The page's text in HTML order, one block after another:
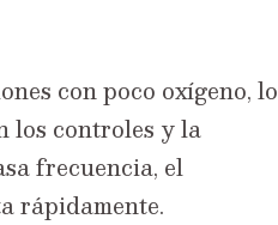
con poco oxígeno, lo
los controles y la
frecuencia, el
rápidamente.